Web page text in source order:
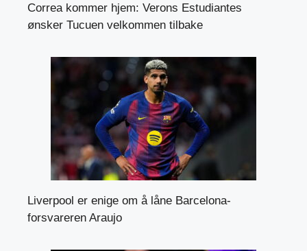
Correa kommer hjem: Verons Estudiantes
ønsker Tucuen velkommen tilbake
Liverpool er enige om å låne Barcelona-
forsvareren Araujo